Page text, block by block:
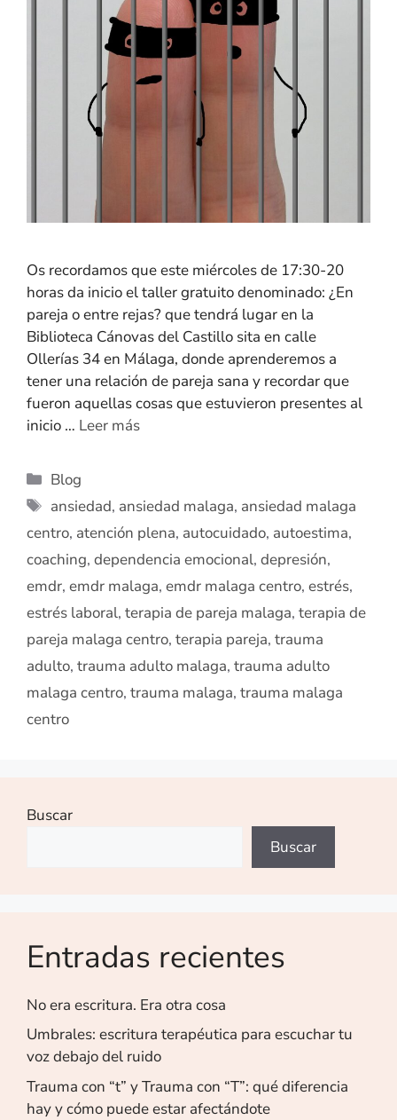
Os recordamos que este miércoles de 17:30-20
horas da inicio el taller gratuito denominado: ¿En
pareja o entre rejas? que tendrá lugar en la
Biblioteca Cánovas del Castillo sita en calle
Ollerías 34 en Málaga, donde aprenderemos a
tener una relación de pareja sana y recordar que
fueron aquellas cosas que estuvieron presentes al
inicio … Leer más
Blog
ansiedad, ansiedad malaga, ansiedad malaga
centro, atención plena, autocuidado, autoestima,
coaching, dependencia emocional, depresión,
emdr, emdr malaga, emdr malaga centro, estrés,
estrés laboral, terapia de pareja malaga, terapia de
pareja malaga centro, terapia pareja, trauma
adulto, trauma adulto malaga, trauma adulto
malaga centro, trauma malaga, trauma malaga
centro
Buscar
Buscar
Entradas recientes
No era escritura. Era otra cosa
Umbrales: escritura terapéutica para escuchar tu
voz debajo del ruido
Trauma con “t” y Trauma con “T”: qué diferencia
hay y cómo puede estar afectándote